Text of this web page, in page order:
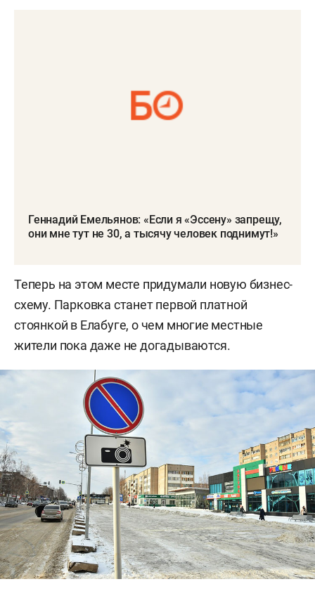
Геннадий Емельянов: «Если я «Эссену» запрещу,
они мне тут не 30, а тысячу человек поднимут!»
Теперь на этом месте придумали новую бизнес-
схему. Парковка станет первой платной
стоянкой в Елабуге, о чем многие местные
жители пока даже не догадываются.